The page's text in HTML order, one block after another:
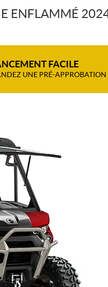
ENFLAMMÉ
FACILE
UNE PRÉ-APPROBATION